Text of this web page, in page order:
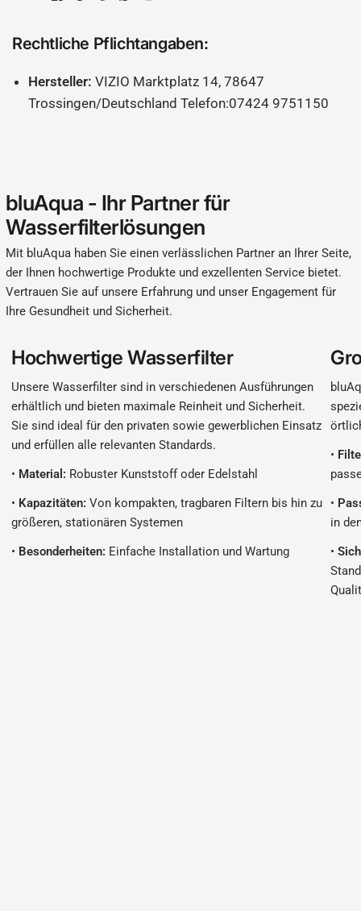
Rechtliche Pflichtangaben:
Hersteller: VIZIO Marktplatz 14, 78647
Trossingen/Deutschland Telefon:07424 9751150
bluAqua - Ihr Partner für
Wasserfilterlösungen
Mit bluAqua haben Sie einen verlässlichen Partner an Ihrer Seite,
der Ihnen hochwertige Produkte und exzellenten Service bietet.
Vertrauen Sie auf unsere Erfahrung und unser Engagement für
Ihre Gesundheit und Sicherheit.
Hochwertige Wasserfilter
Unsere Wasserfilter sind in verschiedenen Ausführungen
erhältlich und bieten maximale Reinheit und Sicherheit.
Sie sind ideal für den privaten sowie gewerblichen Einsatz
und erfüllen alle relevanten Standards.
• Material: Robuster Kunststoff oder Edelstahl
• Kapazitäten: Von kompakten, tragbaren Filtern bis hin zu
größeren, stationären Systemen
• Besonderheiten: Einfache Installation und Wartung
•
•
in
•